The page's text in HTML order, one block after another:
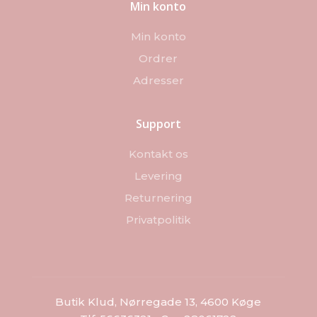
Min konto
Min konto
Ordrer
Adresser
Support
Kontakt os
Levering
Returnering
Privatpolitik
Butik Klud, Nørregade 13, 4600 Køge